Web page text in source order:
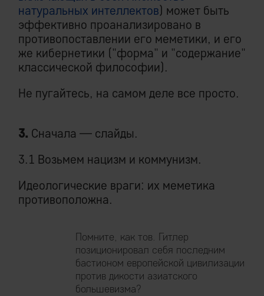
натуральных интеллектов) может быть
эффективно проанализировано в
противопоставлении его меметики, и его
же кибернетики ("форма" и "содержание"
классической философии).
Не пугайтесь, на самом деле все просто.
3. Сначала — слайды.
3.1 Возьмем нацизм и коммунизм.
Идеологические враги: их меметика
противоположна.
Помните, как тов. Гитлер
позиционировал себя последним
бастионом европейской цивилизации
против дикости азиатского
большевизма?